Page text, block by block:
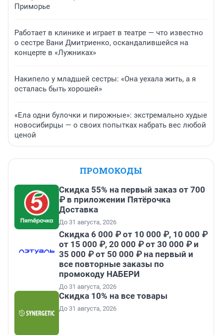
Приморье
Работает в клинике и играет в театре — что известно
о сестре Вани Дмитриенко, оскандалившейся на
концерте в «Лужниках»
Накипело у младшей сестры: «Она уехала жить, а я
осталась быть хорошей»
«Ела одни булочки и пирожные»: экстремально худые
новосибирцы — о своих попытках набрать вес любой
ценой
ПРОМОКОДЫ
Скидка 55% на первый заказ от 700
₽ в приложении Пятёрочка
Доставка
До 31 августа, 2026
Скидка 6 000 ₽ от 10 000 ₽, 10 000 ₽
от 15 000 ₽, 20 000 ₽ от 30 000 ₽ и
35 000 ₽ от 50 000 ₽ на первый и
все повторные заказы по
промокоду НАБЕРИ
До 31 августа, 2026
Скидка 10% на все товары
До 31 августа, 2026